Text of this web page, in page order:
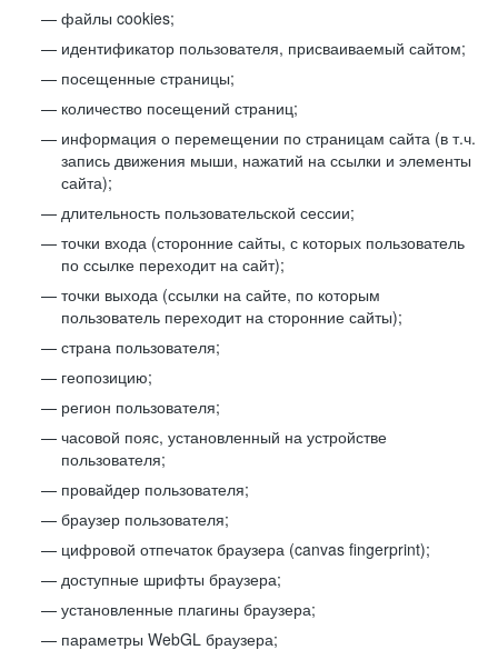
файлы cookies;
идентификатор пользователя, присваиваемый сайтом;
посещенные страницы;
количество посещений страниц;
информация о перемещении по страницам сайта (в т.ч.
запись движения мыши, нажатий на ссылки и элементы
сайта);
длительность пользовательской сессии;
точки входа (сторонние сайты, с которых пользователь
по ссылке переходит на сайт);
точки выхода (ссылки на сайте, по которым
пользователь переходит на сторонние сайты);
страна пользователя;
геопозицию;
регион пользователя;
часовой пояс, установленный на устройстве
пользователя;
провайдер пользователя;
браузер пользователя;
цифровой отпечаток браузера (canvas fingerprint);
доступные шрифты браузера;
установленные плагины браузера;
параметры WebGL браузера;